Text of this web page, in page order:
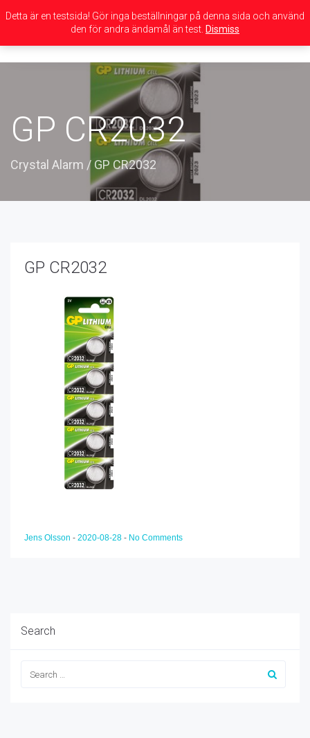
navigation
GP CR2032
Crystal Alarm / GP CR2032
GP CR2032
Jens Olsson - 2020-08-28 - No Comments
Search
Detta är en testsida! Gör inga beställningar på denna sida och använd
den för andra ändamål än test. Dismiss